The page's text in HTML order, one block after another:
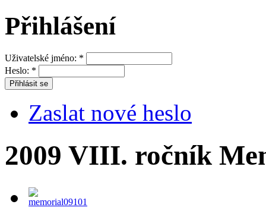
Přihlášení
Uživatelské jméno: *
Heslo: *
Zaslat nové heslo
2009 VIII. ročník